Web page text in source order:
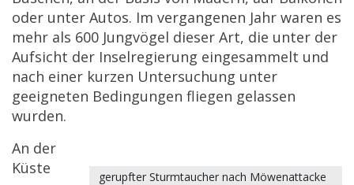
oder unter Autos. Im vergangenen Jahr waren es
mehr als 600 Jungvögel dieser Art, die unter der
Aufsicht der Inselregierung eingesammelt und
nach einer kurzen Untersuchung unter
geeigneten Bedingungen fliegen gelassen
wurden.
gerupfter Sturmtaucher nach Möwenattacke
An der
Küste